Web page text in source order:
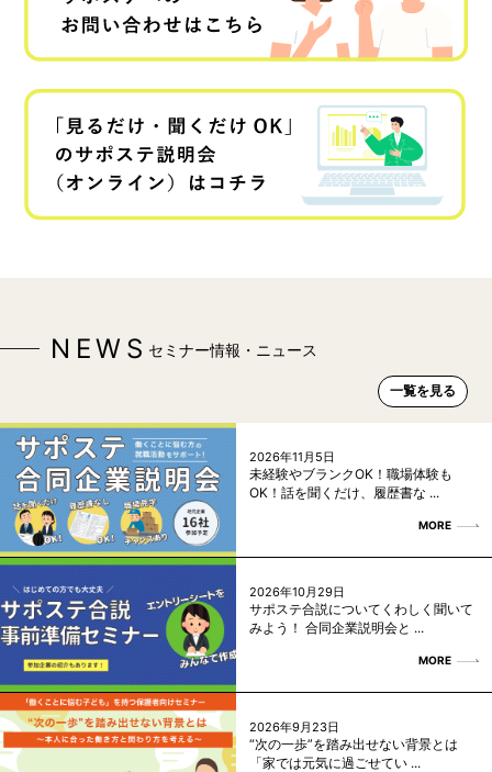
NEWS セミナー情報・ニュース
一覧を見る
2026年11月5日
未経験やブランクOK！職場体験も
OK！話を聞くだけ、履歴書な ...
MORE
2026年10月29日
サポステ合説についてくわしく聞いて
みよう！ 合同企業説明会と ...
MORE
2026年9月23日
“次の一歩”を踏み出せない背景とは
「家では元気に過ごせてい ...